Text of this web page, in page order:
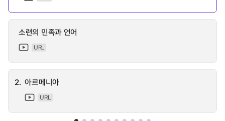
소련의 민족과 언어
URL
2. 아르메니아
URL